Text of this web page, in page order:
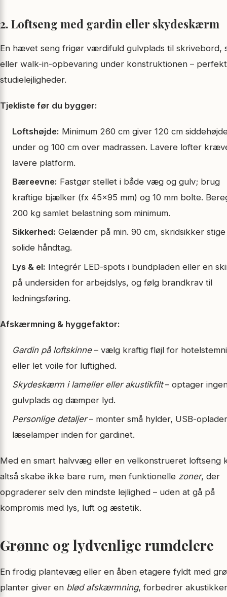
2. Loftseng med gardin eller skydeskærm
En hævet seng frigør værdifuld gulvplads til skrivebord,
eller walk-in-opbevaring under konstruktionen –
studielejligheder.
Tjekliste før du bygger:
Loftshøjde: Minimum 260 cm giver 120 cm
under og 100 cm over madrassen. Lavere lofter
lavere platform.
Bæreevne: Fastgør stellet i både væg og gulv; brug
kraftige bjælker (fx 45×95 mm) og 10 mm bolte.
200 kg samlet belastning som minimum.
Sikkerhed: Gelænder på min. 90 cm, skridsikker
solide håndtag.
Lys & el: Integrér LED-spots i bundpladen eller en
på undersiden for arbejdslys, og følg brandkrav til
ledningsføring.
Afskærmning & hyggefaktor:
Gardin på loftskinne– vælg kraftig fløjl for
eller let voile for luftighed.
Skydeskærm i lameller eller akustikfilt– optager
gulvplads og dæmper lyd.
Personlige detaljer– monter små hylder, USB-
læselamper inden for gardinet.
Med en smart halvvæg eller en velkonstrueret loftseng
altså skabe ikke bare rum, men funktionelle zoner, der
opgraderer selv den mindste lejlighed – uden at gå på
kompromis med lys, luft og æstetik.
Grønne og lydvenlige rumdelere
En frodig plantevæg eller en åben etagere fyldt med
planter giver en blød afskærmning, forbedrer